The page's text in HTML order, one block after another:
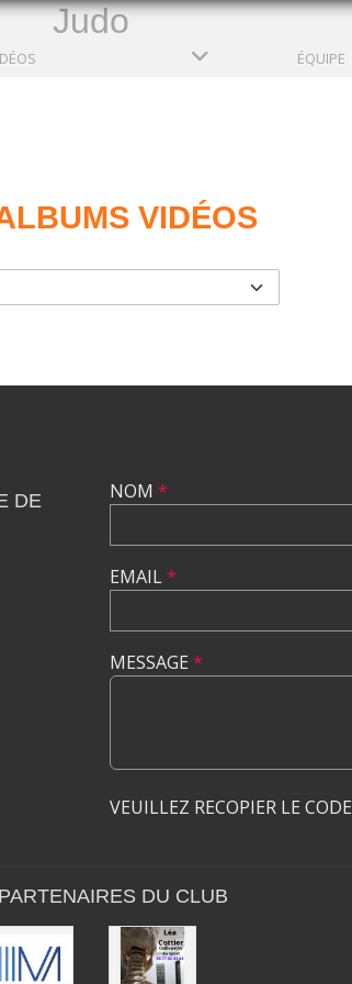
Judo
ÉQUIPE
VIDÉOS
DE
NOM *
EMAIL*
MESSAGE *
VEUILLEZ RECOPIER LE CODE
DU CLUB